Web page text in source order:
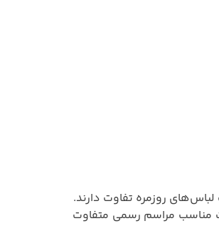
روزمره تفاوت دارند.
مناسب مراسم رسمی متفاوت